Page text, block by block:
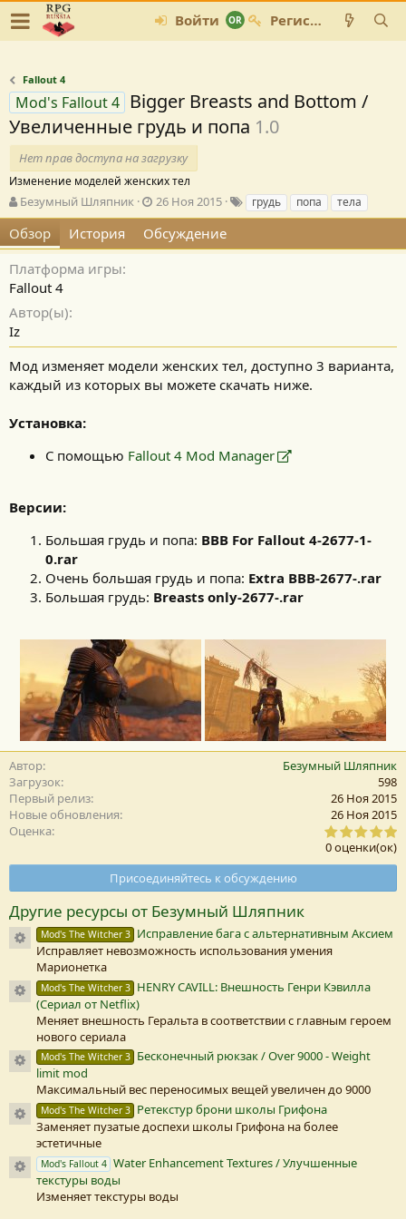
Войти Регистрация
Fallout 4
Mod's Fallout 4
Bigger Breasts and Bottom /
Увеличенные грудь и попа 1.0
Нет прав доступа на загрузку
Изменение моделей женских тел
А
в
т
о
р
Безумный Шляпник
Д
а
т
а
н
и
я
26 Ноя 2015
е
и
грудь попа тела
Обзор История
Обсуждение
Платформа игры
Fallout 4
Автор(ы)
Iz
Мод изменяет модели женских тел, доступно 3 варианта,
каждый из которых вы можете скачать ниже.
Установка:
С помощью Fallout 4 Mod Manager
Версии:
Большая грудь и попа: BBB For Fallout 4-2677-1-
0.rar
Очень большая грудь и попа: Extra BBB-2677-.rar
Большая грудь: Breasts only-2677-.rar
Автор
Безумный Шляпник
Загрузок
598
Первый релиз
26 Ноя 2015
Новые обновления
26 Ноя 2015
Оценка
0
,
0
з
0 оценки(ок)
Присоединяйтесь к обсуждению
Другие ресурсы от Безумный Шляпник
Иконка ресурса
Mod's The Witcher 3 Исправление бага с альтернативным Аксием
Исправляет невозможность использования умения
Марионетка
Иконка ресурса
Mod's The Witcher 3 HENRY CAVILL: Внешность Генри Кэвилла
(Сериал от Netflix)
Меняет внешность Геральта в соответствии с главным героем
нового сериала
Иконка ресурса
Mod's The Witcher 3 Бесконечный рюкзак / Over 9000 - Weight
limit mod
Максимальный вес переносимых вещей увеличен до 9000
Иконка ресурса
Mod's The Witcher 3 Ретекстур брони школы Грифона
Заменяет пузатые доспехи школы Грифона на более
эстетичные
Иконка ресурса
Mod's Fallout 4 Water Enhancement Textures / Улучшенные
текстуры воды
Изменяет текстуры воды